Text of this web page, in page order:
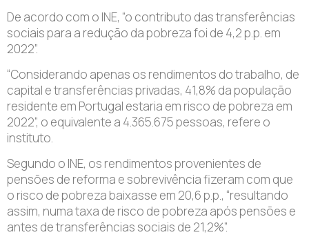
De acordo com o INE, “o contributo das transferências
sociais para a redução da pobreza foi de 4,2 p.p. em
2022”.
“Considerando apenas os rendimentos do trabalho, de
capital e transferências privadas, 41,8% da população
residente em Portugal estaria em risco de pobreza em
2022”, o equivalente a 4.365.675 pessoas, refere o
instituto.
Segundo o INE, os rendimentos provenientes de
pensões de reforma e sobrevivência fizeram com que
o risco de pobreza baixasse em 20,6 p.p., “resultando
assim, numa taxa de risco de pobreza após pensões e
antes de transferências sociais de 21,2%”.